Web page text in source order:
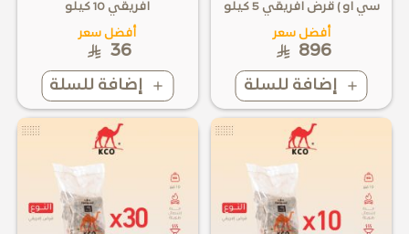
إضافة للسلة
سي او ) قرض افريقي 5 كيلو
أفضل سعر
896
إضافة للسلة
افريقي 10 كيلو
أفضل سعر
36